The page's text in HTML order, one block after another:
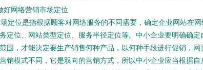
网络营销市场定位
定位是指根据顾客对网络服务的不同需要，确定企业网站在
定位、网站类型定位、服务半径定位等。中小企业要明确确
围，才能决定要生产销售何种产品，以何种手段进行促销，
销模式不同，它是双向的营销方式，所以中小企业应当根据